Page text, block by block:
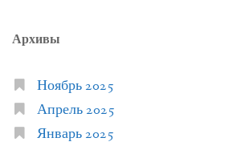
Архивы
Ноябрь 2025
Апрель 2025
Январь 2025